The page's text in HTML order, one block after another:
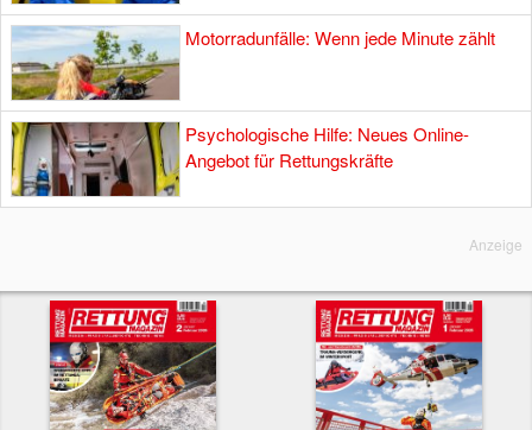
Motorradunfälle: Wenn jede Minute zählt
Psychologische Hilfe: Neues Online-
Angebot für Rettungskräfte
Anzeige